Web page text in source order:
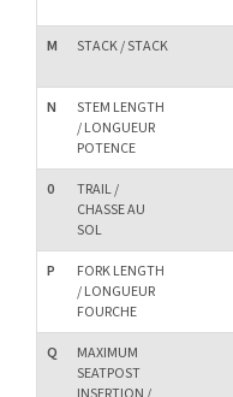
M
STACK / STACK
N
STEM LENGTH
/ LONGUEUR
POTENCE
0
TRAIL /
CHASSE AU
SOL
P
FORK LENGTH
/ LONGUEUR
FOURCHE
Q
MAXIMUM
SEATPOST